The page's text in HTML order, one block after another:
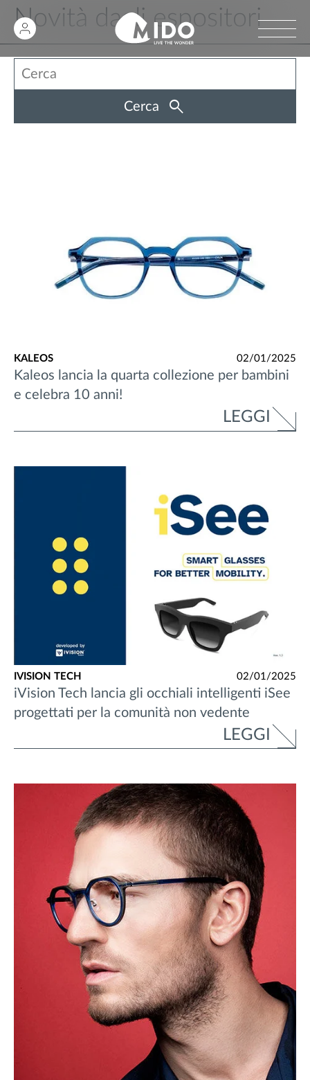
Novità dagli espositori
Cerca
KALEOS 02/01/2025
Kaleos lancia la quarta collezione per bambini
e celebra 10 anni!
LEGGI
IVISION TECH 02/01/2025
iVision Tech lancia gli occhiali intelligenti iSee
progettati per la comunità non vedente
LEGGI